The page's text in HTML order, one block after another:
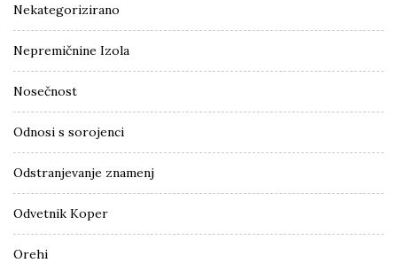
Nekategorizirano
Nepremičnine Izola
Nosečnost
Odnosi s sorojenci
Odstranjevanje znamenj
Odvetnik Koper
Orehi